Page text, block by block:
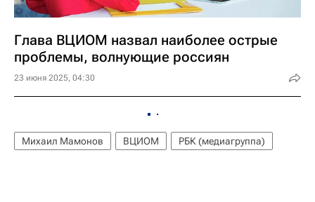
Глава ВЦИОМ назвал наиболее острые
проблемы, волнующие россиян
23 июня 2025, 04:30
Михаил Мамонов ВЦИОМ РБК (медиагруппа)